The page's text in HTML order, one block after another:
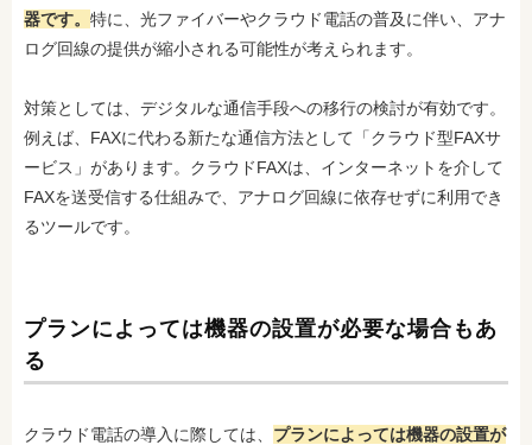
器です。 特に、光ファイバーやクラウド電話の普及に伴い、アナ
ログ回線の提供が縮小される可能性が考えられます。
対策としては、デジタルな通信手段への移行の検討が有効です。
例えば、FAXに代わる新たな通信方法として「クラウド型FAXサ
ービス」があります。クラウドFAXは、インターネットを介して
FAXを送受信する仕組みで、アナログ回線に依存せずに利用でき
るツールです。
プランによっては機器の設置が必要な場合もあ
る
クラウド電話の導入に際しては、 プランによっては機器の設置が